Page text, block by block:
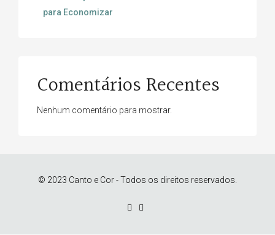
para Economizar
Comentários Recentes
Nenhum comentário para mostrar.
© 2023 Canto e Cor - Todos os direitos reservados.